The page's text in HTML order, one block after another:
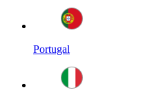
Portugal